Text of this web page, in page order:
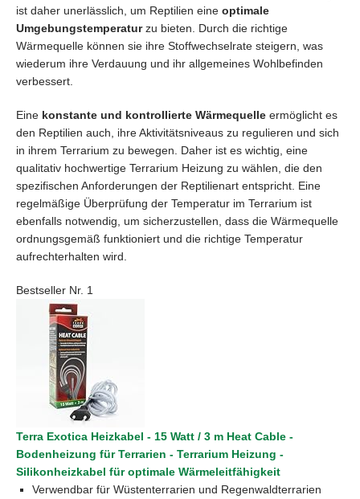
ist daher unerlässlich, um Reptilien eine optimale
Umgebungstemperaturzu bieten. Durch die richtige
Wärmequelle können sie ihre Stoffwechselrate steigern, was
wiederum ihre Verdauung und ihr allgemeines Wohlbefinden
verbessert.
Eine konstante und kontrollierte Wärmequelle ermöglicht es
den Reptilien auch, ihre Aktivitätsniveaus zu regulieren und sich
in ihrem Terrarium zu bewegen. Daher ist es wichtig, eine
qualitativ hochwertige Terrarium Heizung zu wählen, die den
spezifischen Anforderungen der Reptilienart entspricht. Eine
regelmäßige Überprüfung der Temperatur im Terrarium ist
ebenfalls notwendig, um sicherzustellen, dass die Wärmequelle
ordnungsgemäß funktioniert und die richtige Temperatur
aufrechterhalten wird.
Bestseller Nr. 1
Terra Exotica Heizkabel - 15 Watt / 3 m Heat Cable -
Bodenheizung für Terrarien - Terrarium Heizung -
Silikonheizkabel für optimale Wärmeleitfähigkeit
Verwendbar für Wüstenterrarien und Regenwaldterrarien